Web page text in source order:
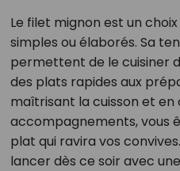
Le filet mignon est un
simples ou élaborés. Sa
permettent de le cuisiner
des plats rapides aux
maîtrisant la cuisson et en
accompagnements, vous
plat qui ravira vos
lancer dès ce soir avec